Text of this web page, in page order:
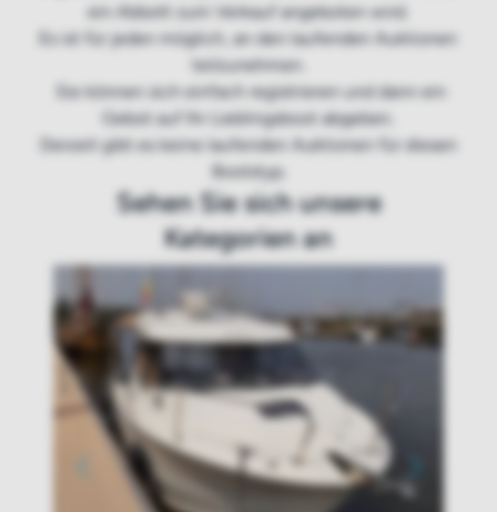
ein Abbott zum Verkauf angeboten wird.
Es ist für jeden möglich, an den laufenden Auktionen
teilzunehmen.
Sie können sich einfach registrieren und dann ein
Gebot auf Ihr Lieblingsboot abgeben.
Derzeit gibt es keine laufenden Auktionen für diesen
Bootstyp.
Sehen Sie sich unsere
Kategorien an